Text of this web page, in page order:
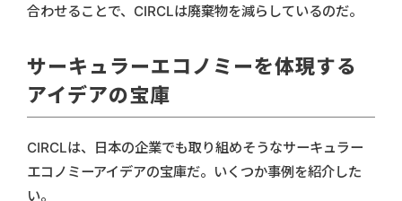
合わせることで、CIRCLは廃棄物を減らしているのだ。
サーキュラーエコノミーを体現する
アイデアの宝庫
CIRCLは、日本の企業でも取り組めそうなサーキュラー
エコノミーアイデアの宝庫だ。いくつか事例を紹介した
い。